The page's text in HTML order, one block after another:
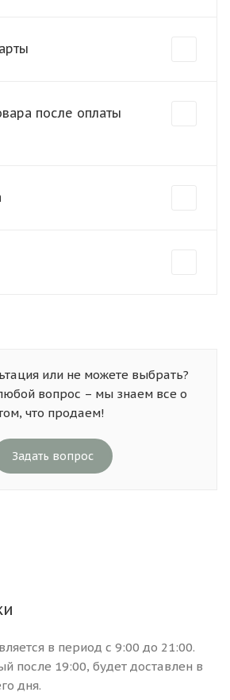
после оплаты
или не можете выбрать?
вопрос – мы знаем все о
что продаем!
Задать вопрос
в период с 9:00 до 21:00.
после 19:00, будет доставлен в
дня.